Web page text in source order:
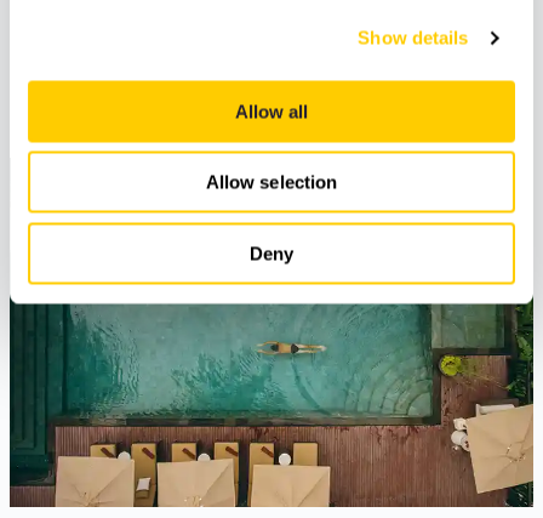
Show details
Allow all
Allow selection
Deny
5. Zeit zu entkommen und gemeinsam eine